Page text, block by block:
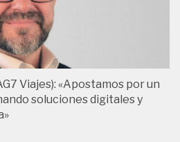
Viajes): «Apostamos por un
soluciones digitales y